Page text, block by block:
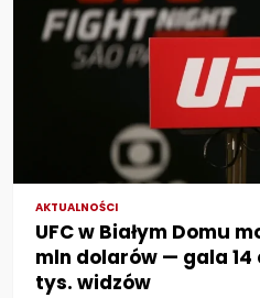
AKTUALNOŚCI
UFC w Białym Domu
mln dolarów — gala 14
tys. widzów